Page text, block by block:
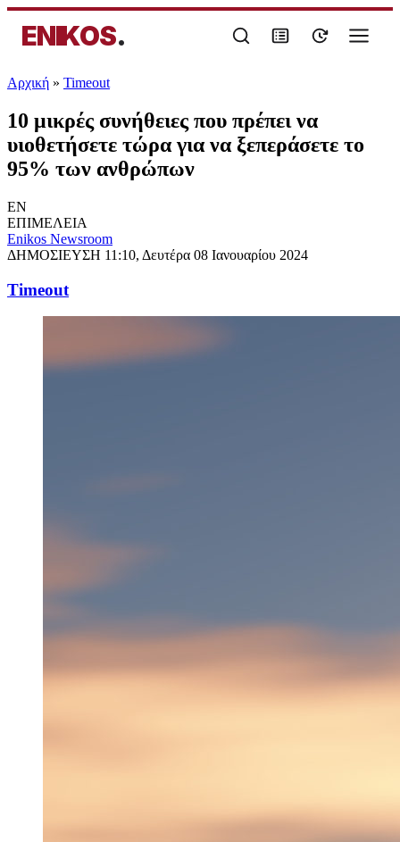
ENIKOS.
Αρχική » Timeout
10 μικρές συνήθειες που πρέπει να
υιοθετήσετε τώρα για να ξεπεράσετε το
95% των ανθρώπων
EN
ΕΠΙΜΕΛΕΙΑ
Enikos Newsroom
ΔΗΜΟΣΙΕΥΣΗ 11:10, Δευτέρα 08 Ιανουαρίου 2024
Timeout